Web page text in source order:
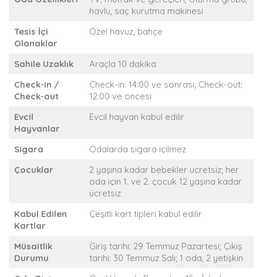
havlu, saç kurutma makinesi
Tesis İçi
Olanaklar
Özel havuz, bahçe
Sahile Uzaklık
Araçla 10 dakika
Check-in /
Check-out
Check-in: 14:00 ve sonrası; Check-out:
12:00 ve öncesi
Evcil
Hayvanlar
Evcil hayvan kabul edilir
Sigara
Odalarda sigara içilmez
Çocuklar
2 yaşına kadar bebekler ücretsiz; her
oda için 1. ve 2. çocuk 12 yaşına kadar
ücretsiz
Kabul Edilen
Kartlar
Çeşitli kart tipleri kabul edilir
Müsaitlik
Durumu
Giriş tarihi: 29 Temmuz Pazartesi; Çıkış
tarihi: 30 Temmuz Salı; 1 oda, 2 yetişkin